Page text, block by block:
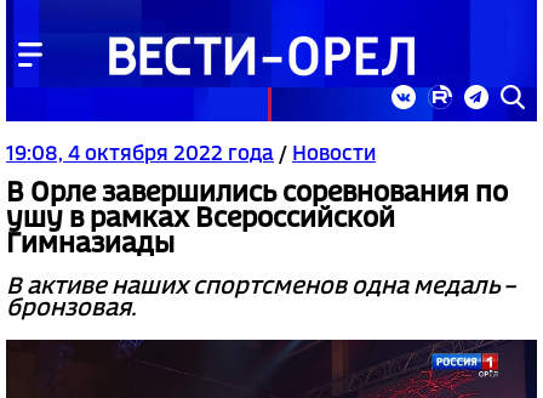
19:08, 4 октября 2022 года / Новости
В Орле завершились соревнования по
ушу в рамках Всероссийской
Гимназиады
В активе наших спортсменов одна медаль –
бронзовая.